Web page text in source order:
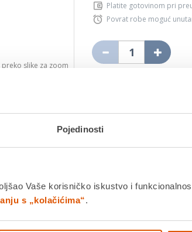
Pojedinosti
Vaše korisničko iskustvo i
s „kolačićima“.
preko slike za zoom
Platite gotovinom pri
Povrat robe moguć
proizvoda Specifikacije Ocjene